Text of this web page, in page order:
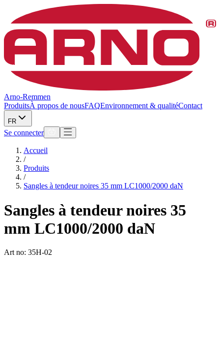
Arno-Remmen
ProduitsÀ propos de nousFAQEnvironnement & qualitéContact
FR
Se connecter
Accueil
/
Produits
/
Sangles à tendeur noires 35 mm LC1000/2000 daN
Sangles à tendeur noires 35
mm LC1000/2000 daN
Art no: 35H-02